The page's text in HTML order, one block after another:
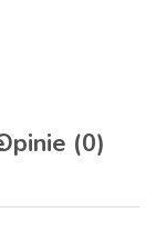
(0)